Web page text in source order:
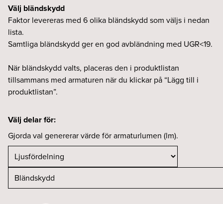
Välj bländskydd
Faktor levereras med 6 olika bländskydd som väljs i nedan
lista.
Samtliga bländskydd ger en god avbländning med UGR<19.
När bländskydd valts, placeras den i produktlistan
tillsammans med armaturen när du klickar på “Lägg till i
produktlistan”.
Välj delar för:
Gjorda val genererar värde för armaturlumen (lm).